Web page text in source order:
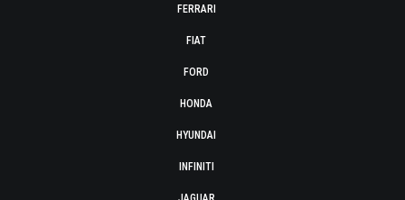
FERRARI
FIAT
FORD
HONDA
HYUNDAI
INFINITI